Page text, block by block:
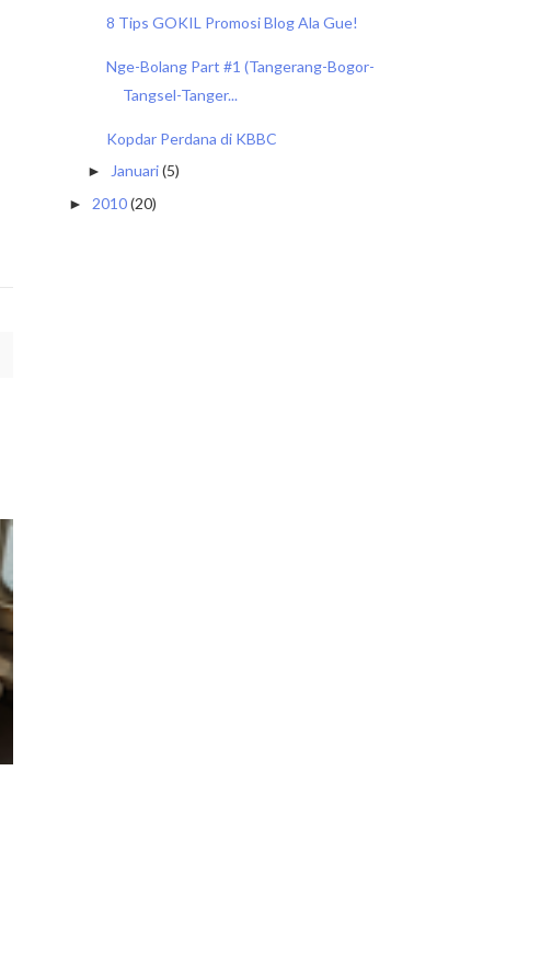
8 Tips GOKIL Promosi Blog Ala Gue!
Nge-Bolang Part #1 (Tangerang-Bogor-
Tangsel-Tanger...
Kopdar Perdana di KBBC
► Januari(5)
► 2010(20)